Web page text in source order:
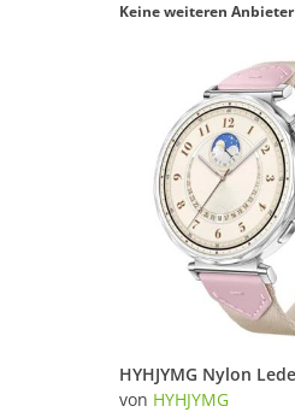
Keine weiteren Anbieter
von HYHJYMG